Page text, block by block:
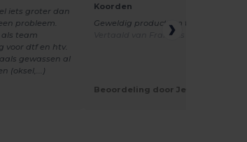
iets groter dan
probleem.
team
voor dtf en htv.
gewassen al
(oksel,...)
Koorden
Geweldig product om te
Vertaald van Français
Beoordeling door Jessica M.